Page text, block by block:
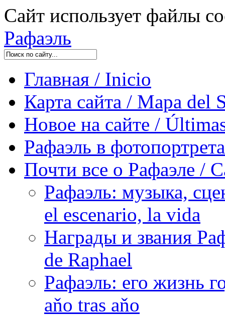
Сайт использует файлы
Рафаэль
Главная / Inicio
Карта сайта / Mapa del
Новое на сайте /
Рафаэль в
Почти все о Рафаэле /
Рафаэль: музыка,
el escenario, la vida
Награды и звания
de Raphael
Рафаэль: его жизнь
aňo tras aňo